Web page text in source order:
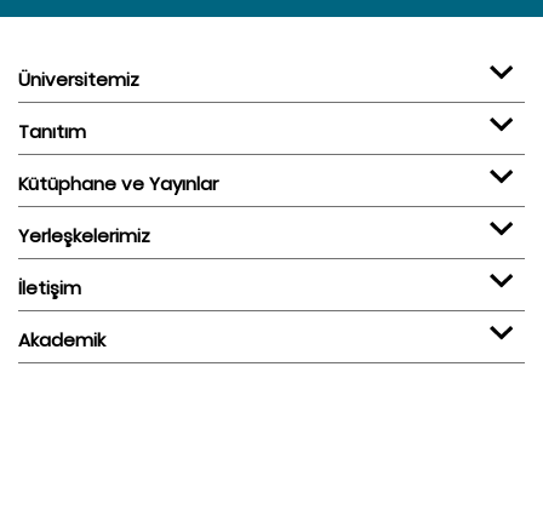
Üniversitemiz
Tanıtım
Kütüphane ve Yayınlar
Yerleşkelerimiz
İletişim
Akademik